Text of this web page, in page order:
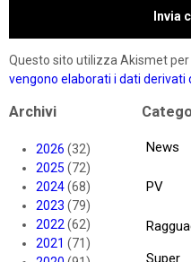
Questo sito utilizza Akismet
vengono elaborati i dati derivati
Archivi
2026 (32)
2025 (72)
2024(68)
2023 (79)
2022(62)
2021 (71)
News
PV
Super